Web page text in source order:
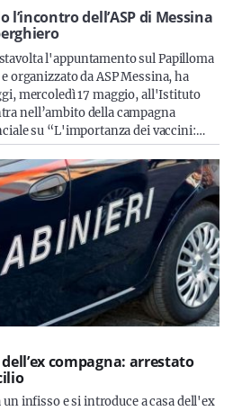
con le ultime news, iscriviti alla
l’incontro dell’ASP di Messina
l'appuntamento sul Papilloma
organizzato da ASP Messina, ha
mercoledì 17 maggio, all'Istituto
nell’ambito della campagna
su “L'importanza dei vaccini:…
compagna: arrestato
infisso e si introduce a casa dell'ex